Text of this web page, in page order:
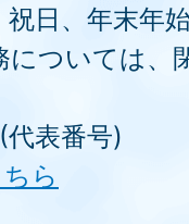
日、年末年
については、
表番号)
ら